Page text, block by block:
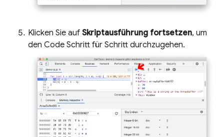
Klicken Sie auf Skriptausführung fortsetzen, um
den Code Schritt für Schritt durchzugehen.